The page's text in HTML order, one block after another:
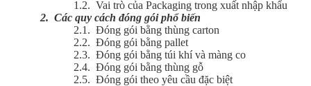
1.2. Vai trò của Packaging trong xuất nhập khẩu
2. Các quy cách đóng gói phổ biến
2.1. Đóng gói bằng thùng carton
2.2. Đóng gói bằng pallet
2.3. Đóng gói bằng túi khí và màng co
2.4. Đóng gói bằng thùng gỗ
2.5. Đóng gói theo yêu cầu đặc biệt